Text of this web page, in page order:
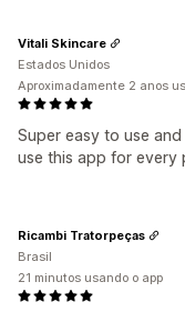
Super easy to use
use this app for every
Vitali Skincare
Estados Unidos
Aproximadamente 2 anos
Ricambi Tratorpeças
Brasil
21 minutos usando o app